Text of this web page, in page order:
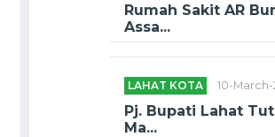
Rumah Sakit AR
Assa...
LAHAT KOTA 10-
Pj. Bupati Lahat
Ma...